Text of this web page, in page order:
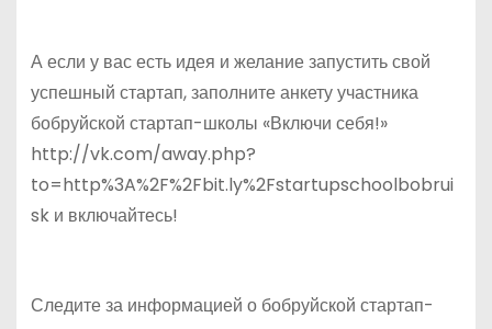
А если у вас есть идея и желание запустить свой
успешный стартап, заполните анкету участника
бобруйской стартап-школы «Включи себя!»
http://vk.com/away.php?
to=http%3A%2F%2Fbit.ly%2Fstartupschoolbobrui
sk и включайтесь!
Следите за информацией о бобруйской стартап-